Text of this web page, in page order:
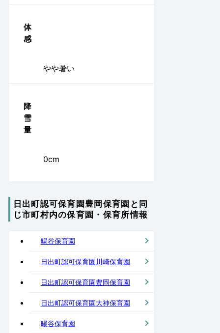
体
感
やや暑い
降
雪
量
0cm
日出町認可保育園豊岡保育園と同
じ市町村内の保育園・保育所情報
暘谷保育園
日出町認可保育園川崎保育園
日出町認可保育園豊岡保育園
日出町認可保育園大神保育園
暘谷保育園